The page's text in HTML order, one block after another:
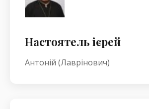
Настоятель ієрей
Антоній (Лаврінович)